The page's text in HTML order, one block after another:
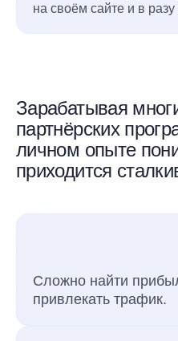
на своём сайте и в
Зарабатывая
партнёрских
личном опыте
приходится
Сложно найти
привлекать трафик.